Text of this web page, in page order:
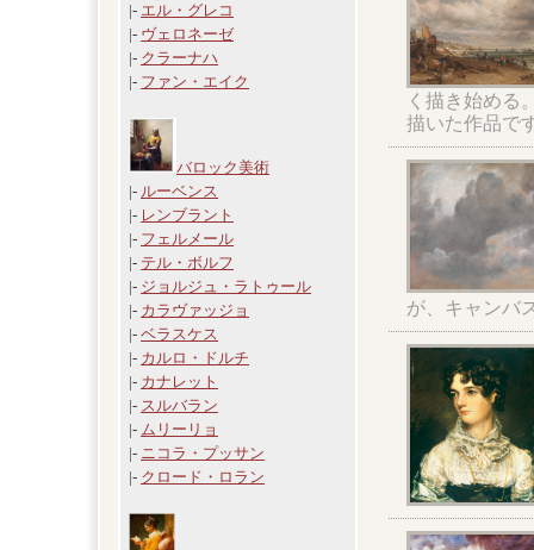
|- エル・グレコ
|- ヴェロネーゼ
|- クラーナハ
|- ファン・エイク
バロック美術
|- ルーベンス
|- レンブラント
|- フェルメール
|- テル・ボルフ
|- ジョルジュ・ラトゥール
|- カラヴァッジョ
|- ベラスケス
|- カルロ・ドルチ
|- カナレット
|- スルバラン
|- ムリーリョ
|- ニコラ・プッサン
|- クロード・ロラン
く描き始める
描いた作品で
が、キャンバ